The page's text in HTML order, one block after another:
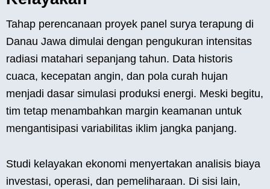
Tahap perencanaan proyek panel surya terapung di
Danau Jawa dimulai dengan pengukuran intensitas
radiasi matahari sepanjang tahun. Data historis
cuaca, kecepatan angin, dan pola curah hujan
menjadi dasar simulasi produksi energi. Meski begitu,
tim tetap menambahkan margin keamanan untuk
mengantisipasi variabilitas iklim jangka panjang.
Studi kelayakan ekonomi menyertakan analisis biaya
investasi, operasi, dan pemeliharaan. Di sisi lain,